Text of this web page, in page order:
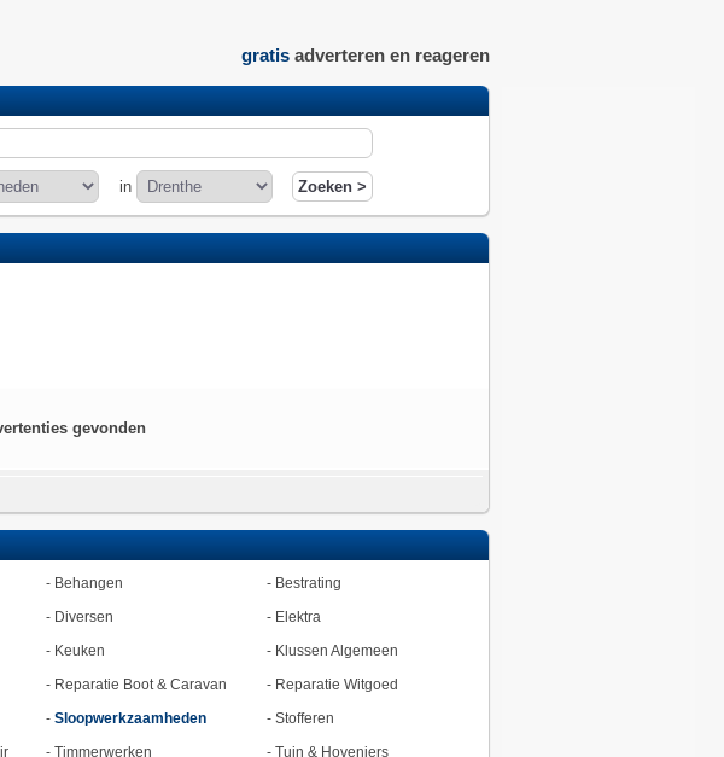
gratisadverteren en reageren
in
gevonden
- Behangen - Bestrating
- Diversen - Elektra
- Keuken - Klussen Algemeen
- Reparatie Boot & Caravan - Reparatie Witgoed
- Sloopwerkzaamheden - Stofferen
- Timmerwerken - Tuin & Hoveniers